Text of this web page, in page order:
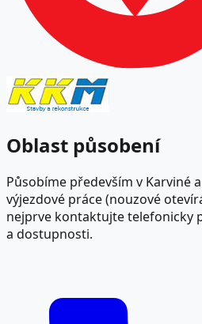
Oblast působení
Působíme především v Karviné
výjezdové práce (nouzové
nejprve kontaktujte telefonicky
a dostupnosti.